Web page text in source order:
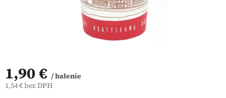
1,90 € / balenie
1,54 € bez DPH